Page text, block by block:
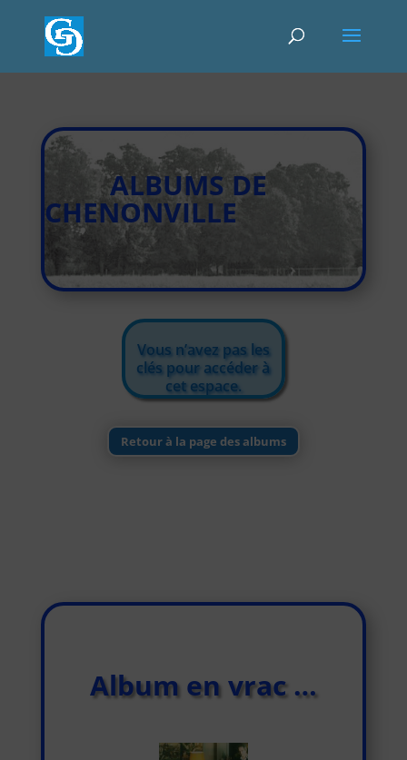
ALBUMS DE
CHENONVILLE
Vous n’avez pas les
clés pour accéder à
cet espace.
Retour à la page des albums
Album en vrac …